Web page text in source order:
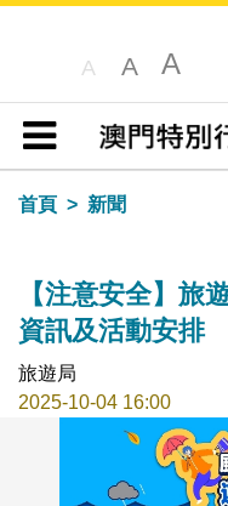
A A A
目錄
首頁
新聞
【注意安全】旅
資訊及活動安排
旅遊局
2025-10-04 16:00